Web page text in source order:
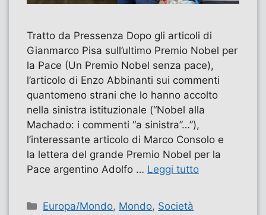
Tratto da Pressenza Dopo gli articoli di
Gianmarco Pisa sull’ultimo Premio Nobel per
la Pace (Un Premio Nobel senza pace),
l’articolo di Enzo Abbinanti sui commenti
quantomeno strani che lo hanno accolto
nella sinistra istituzionale (“Nobel alla
Machado: i commenti “a sinistra”…”),
l’interessante articolo di Marco Consolo e
la lettera del grande Premio Nobel per la
Pace argentino Adolfo … Leggi tutto
Categorie
Europa/Mondo, Mondo, Società